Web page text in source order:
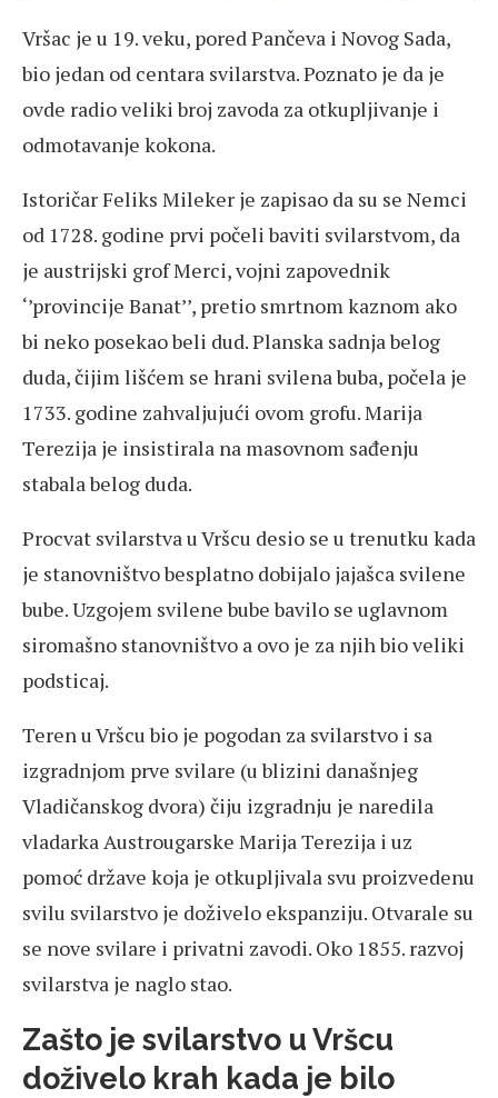
Vršac je u 19. veku, pored Pančeva i Novog Sada,
bio jedan od centara svilarstva. Poznato je da je
ovde radio veliki broj zavoda za otkupljivanje i
odmotavanje kokona.
Istoričar Feliks Mileker je zapisao da su se Nemci
od 1728. godine prvi počeli baviti svilarstvom, da
je austrijski grof Merci, vojni zapovednik
‘’provincije Banat’’, pretio smrtnom kaznom ako
bi neko posekao beli dud. Planska sadnja belog
duda, čijim lišćem se hrani svilena buba, počela je
1733. godine zahvaljujući ovom grofu. Marija
Terezija je insistirala na masovnom sađenju
stabala belog duda.
Procvat svilarstva u Vršcu desio se u trenutku kada
je stanovništvo besplatno dobijalo jajašca svilene
bube. Uzgojem svilene bube bavilo se uglavnom
siromašno stanovništvo a ovo je za njih bio veliki
podsticaj.
Teren u Vršcu bio je pogodan za svilarstvo i sa
izgradnjom prve svilare (u blizini današnjeg
Vladičanskog dvora) čiju izgradnju je naredila
vladarka Austrougarske Marija Terezija i uz
pomoć države koja je otkupljivala svu proizvedenu
svilu svilarstvo je doživelo ekspanziju. Otvarale su
se nove svilare i privatni zavodi. Oko 1855. razvoj
svilarstva je naglo stao.
Zašto je svilarstvo u Vršcu
doživelo krah kada je bilo